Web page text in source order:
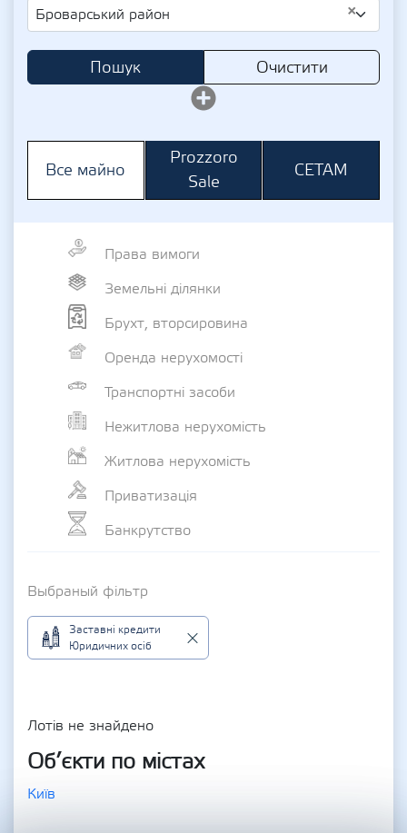
×
Броварський район
Пошук Очистити
Все майно
Prozzoro
Sale
СЕТАМ
Права вимоги
Земельні ділянки
Брухт, вторсировина
Оренда нерухомості
Транспортні засоби
Нежитлова нерухомість
Житлова нерухомість
Приватизація
Банкрутство
Выбраный фільтр
Заставні кредити
Юридичних осіб
Лотів не знайдено
Об’єкти по містах
Київ